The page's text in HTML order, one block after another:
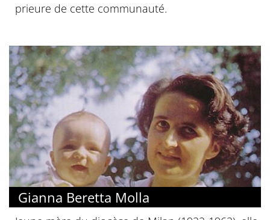
prieure de cette communauté.
Gianna Beretta Molla